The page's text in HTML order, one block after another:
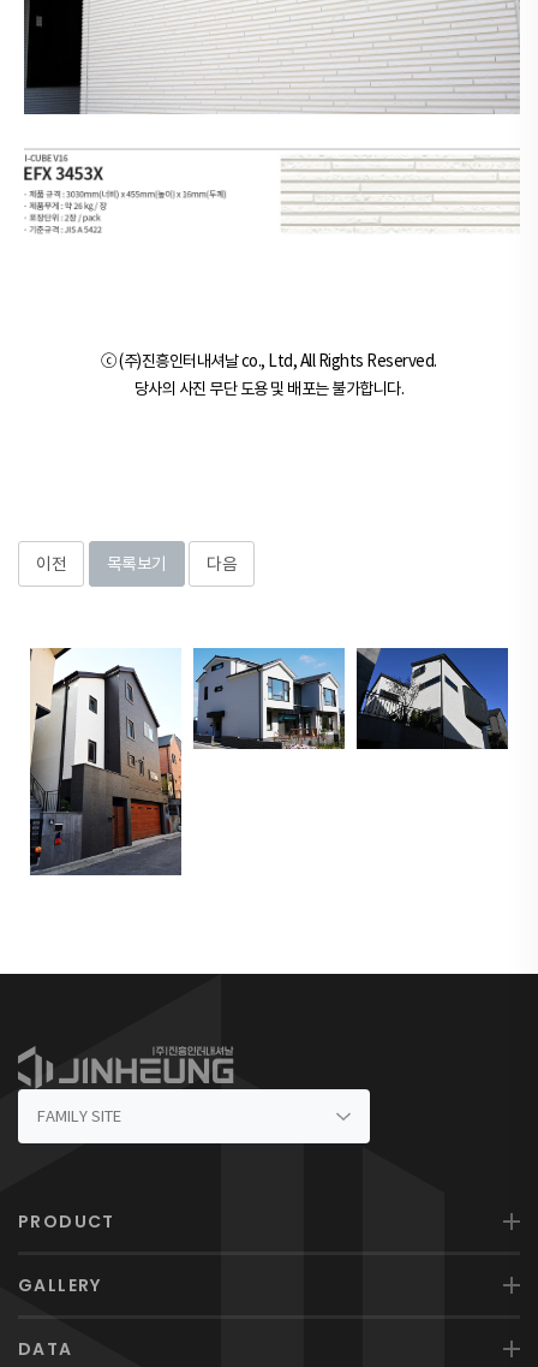
ⓒ (주)진흥인터내셔날 co., Ltd, All Rights Reserved.
당사의 사진 무단 도용 및 배포는 불가합니다.
이전 목록보기 다음
PRODUCT
GALLERY
DATA